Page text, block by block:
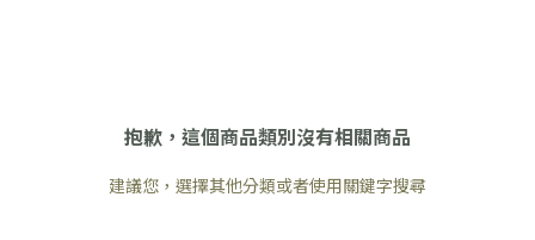
抱歉，這個商品類別沒有相關商品
建議您，選擇其他分類或者使用關鍵字搜尋